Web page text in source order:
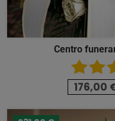
Centro
176,00